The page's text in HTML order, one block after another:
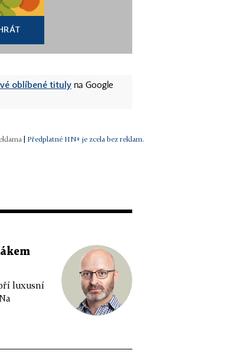
oblíbené tituly na Google
Předplatné HN+ je zcela bez reklam.
luxusní